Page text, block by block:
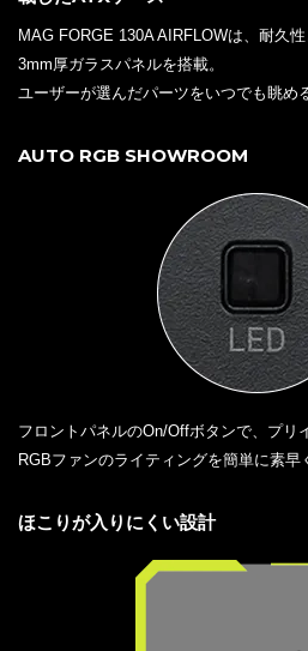
MAG FORGE 130A AIRFLOWは、耐久
3mm厚ガラスパネルを搭載。
ユーザーが選んだパーツをいつでも眺め
AUTO RGB SHOWROOM
フロントパネルのOn/Offボタンで、プリ
RGBファンのライティングを簡単に素早
ほこりが入りにくい設計